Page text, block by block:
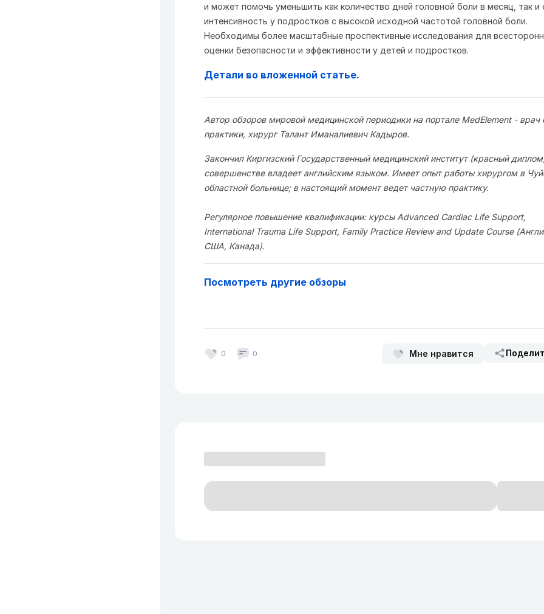
и может помочь уменьшить как количество дней головной боли в месяц, так и
интенсивность у подростков с высокой исходной частотой головной боли.
Необходимы более масштабные проспективные исследования для
оценки безопасности и эффективности у детей и подростков.
Детали во вложенной статье.
Автор обзоров мировой медицинской периодики на портале MedElement - врач
практики, хирург Талант Иманалиевич Кадыров.
Закончил Киргизский Государственный медицинский институт (красный
совершенстве владеет английским языком. Имеет опыт работы хирургом в
областной больнице; в настоящий момент ведет частную практику.
Регулярное повышение квалификации: курсы Advanced Cardiac Life Support,
International Trauma Life Support, Family Practice Review and Update Course
США, Канада).
Посмотреть другие обзоры
0 0 Мне нравится